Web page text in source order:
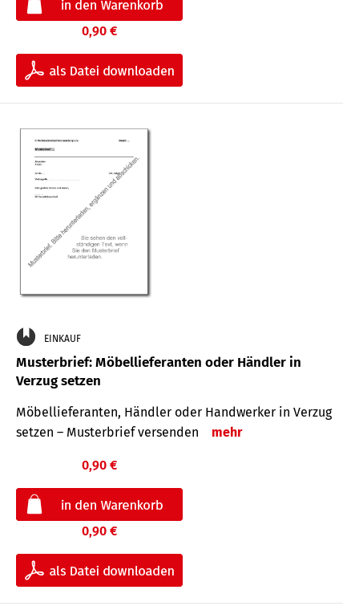
0,90 €
EINKAUF
Musterbrief: Möbellieferanten oder Händler in
Verzug setzen
Möbellieferanten, Händler oder Handwerker in Verzug
setzen – Musterbrief versenden
mehr
0,90 €
0,90 €